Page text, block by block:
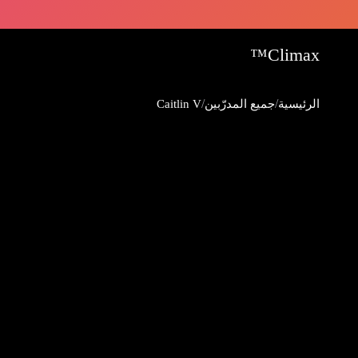
Climax™
الرئيسية/جميع المدرّبين/
Caitlin V